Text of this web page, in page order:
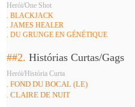
Herói/One Shot
. BLACKJACK
. JAMES HEALER
. DU GRUNGE EN GÉNÉTIQUE
##2.Histórias Curtas/Gags
Herói/História Curta
. FOND DU BOCAL (LE)
. CLAIRE DE NUIT